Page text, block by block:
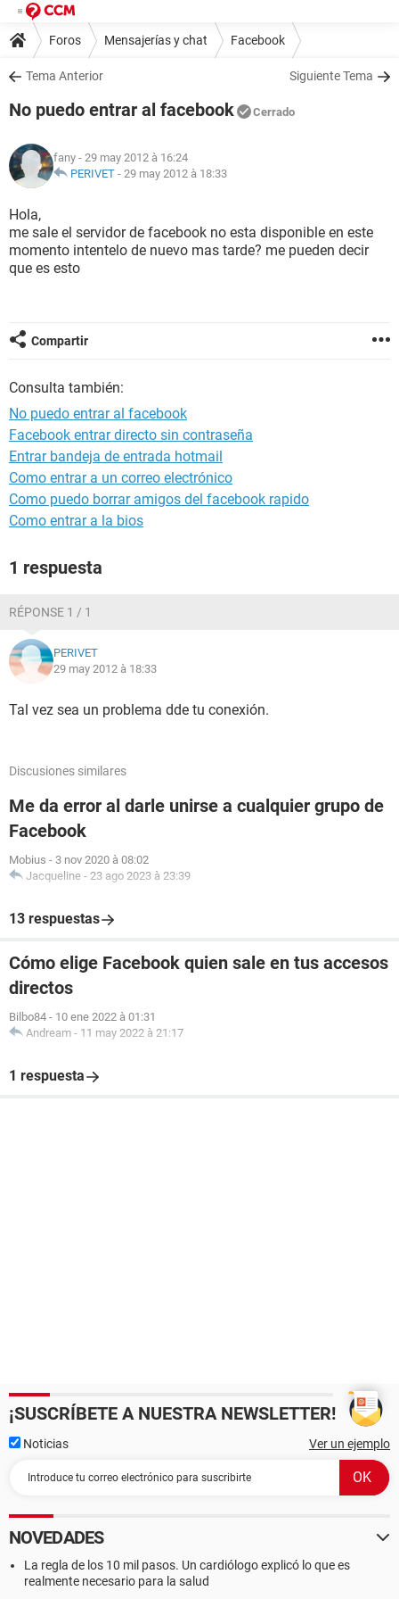
Foros Mensajerías y chat Facebook
Tema Anterior Siguiente Tema
No puedo entrar al facebook Cerrado
fany - 29 may 2012 à 16:24
PERIVET - 29 may 2012 à 18:33
Hola,
me sale el servidor de facebook no esta disponible en este
momento intentelo de nuevo mas tarde? me pueden decir
que es esto
Compartir
Consulta también:
No puedo entrar al facebook
Facebook entrar directo sin contraseña
Entrar bandeja de entrada hotmail
Como entrar a un correo electrónico
Como puedo borrar amigos del facebook rapido
Como entrar a la bios
1 respuesta
RÉPONSE 1 / 1
PERIVET
29 may 2012 à 18:33
Tal vez sea un problema dde tu conexión.
Discusiones similares
Me da error al darle unirse a cualquier grupo de
Facebook
Mobius - 3 nov 2020 à 08:02
Jacqueline - 23 ago 2023 à 23:39
13 respuestas
Cómo elige Facebook quien sale en tus accesos
directos
Bilbo84 - 10 ene 2022 à 01:31
Andream - 11 may 2022 à 21:17
1 respuesta
¡SUSCRÍBETE A NUESTRA NEWSLETTER!
Noticias Ver un ejemplo
NOVEDADES
La regla de los 10 mil pasos. Un cardiólogo explicó lo que es
realmente necesario para la salud